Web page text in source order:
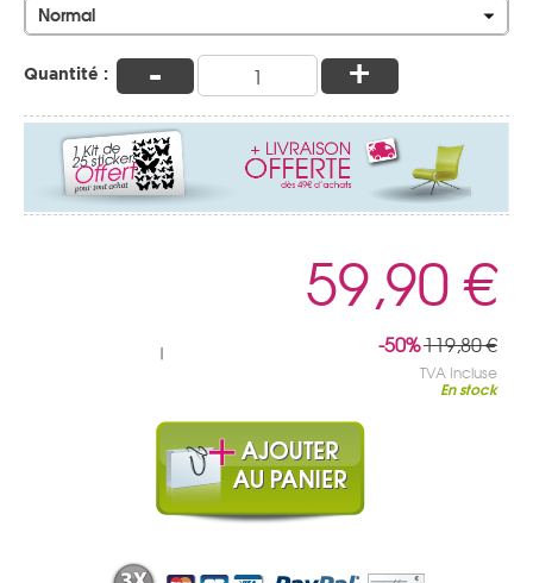
Normal
Quantité : - +
59,90 €
-50%119,80 €
TVA Incluse
En stock
|